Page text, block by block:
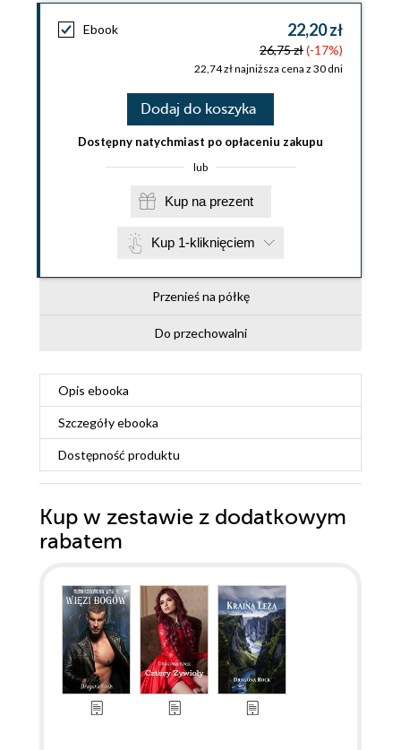
Ebook 22,20 zł
26,75 zł(-17%)
22,74 zł najniższa cena z 30 dni
Dodaj do koszyka
Dostępny natychmiast po opłaceniu zakupu
lub
Kup na prezent
Kup 1-kliknięciem
Przenieś na półkę
Do przechowalni
Opis ebooka
Szczegółyebooka
Dostępność produktu
Kup w zestawie z dodatkowym
rabatem